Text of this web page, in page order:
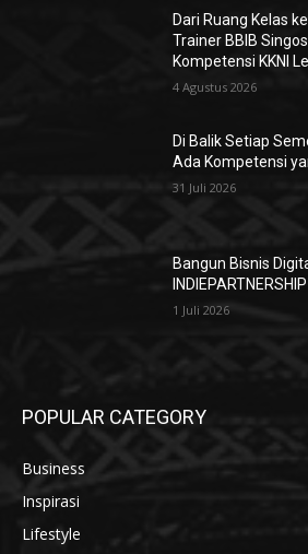
Dari Ruang Kelas
Trainer BBIB
Kompetensi KKNI
4 Agustus 2026
Di Balik Setiap
Ada Kompetensi
31 Juli 2026
Bangun Bisnis
INDIEPARTNERSHIP
1 Juli 2026
POPULAR CATEGORY
Business
Inspirasi
Lifestyle